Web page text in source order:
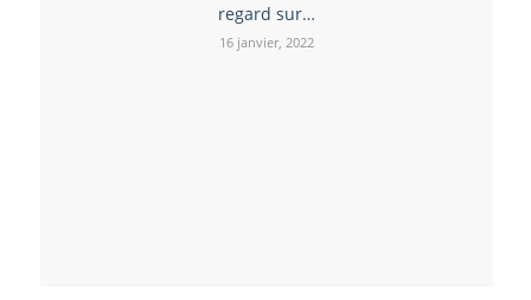
regard sur…
16 janvier, 2022